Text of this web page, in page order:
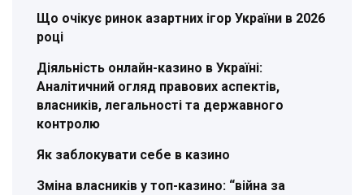
Що очікує ринок азартних ігор України в 2026
році
Діяльність онлайн-казино в Україні:
Аналітичний огляд правових аспектів,
власників, легальності та державного
контролю
Як заблокувати себе в казино
Зміна власників у топ-казино: “війна за